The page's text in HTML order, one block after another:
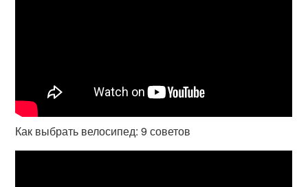
Как выбрать велосипед: 9 советов